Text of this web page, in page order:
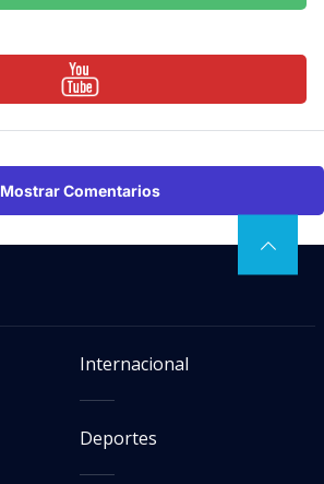
Mostrar Comentarios
Internacional
Deportes